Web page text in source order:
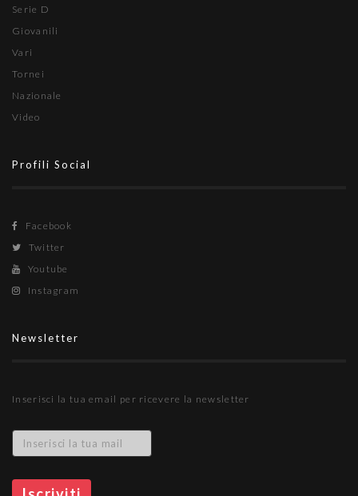
Serie D
Giovanili
Vari
Tornei
Nazionale
Video
Profili Social
Facebook
Twitter
Youtube
Instagram
Newsletter
Inserisci la tua email per ricevere la newsletter